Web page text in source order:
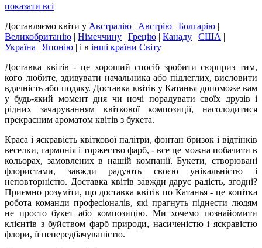
показати всі
Доставляємо квіти у Австралію | Австрію | Болгарію |
Великобританію | Німеччину | Грецію | Канаду | США |
Україна | Японію | і в інші країни Світу
Доставка квітів - це хороший спосіб зробити сюрприз тим,
кого любите, здивувати начальника або підлеглих, висловити
вдячність або подяку. Доставка квітів у Катанья допоможе вам
у будь-який момент дня чи ночі порадувати своїх друзів і
рідних зачаруванням квіткової композиції, насолодитися
прекрасним ароматом квітів з букета.
Краса і яскравість квіткової палітри, фонтан бризок і відтінків
веселки, гармонія і торжество фарб, - все це можна побачити в
кольорах, замовлених в нашій компанії. Букети, створювані
флористами, завжди радують своєю унікальністю і
неповторністю. Доставка квітів завжди дарує радість, згодні?
Приємно розуміти, що доставка квітів по Катанья - це копітка
робота команди професіоналів, які прагнуть піднести людям
не просто букет або композицію. Ми хочемо познайомити
клієнтів з буйством фарб природи, насиченістю і яскравістю
флори, її непередбачуваністю.